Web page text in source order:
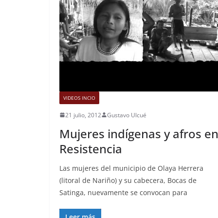
VIDEOS INCIO
21 julio, 2012 Gustavo Ulcué
Mujeres indígenas y afros en
Resistencia
Las mujeres del municipio de Olaya Herrera
(litoral de Nariño) y su cabecera, Bocas de
Satinga, nuevamente se convocan para